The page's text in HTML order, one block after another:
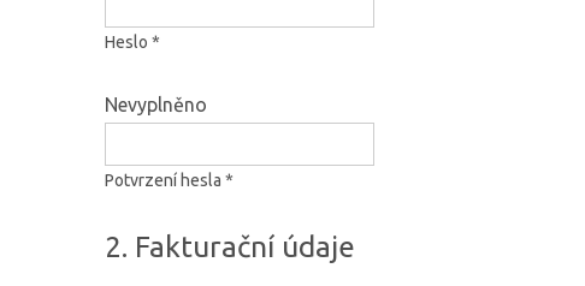
Heslo *
Nevyplněno
Potvrzení hesla *
2. Fakturační údaje